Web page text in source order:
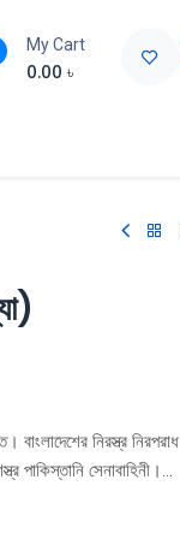
My Cart
0.00 ৳
নিরস্ত্র নিরপরাধ
পাকিস্তানি সেনাবাহিনী।
মানুষদের। এই নৃশংসতা এ